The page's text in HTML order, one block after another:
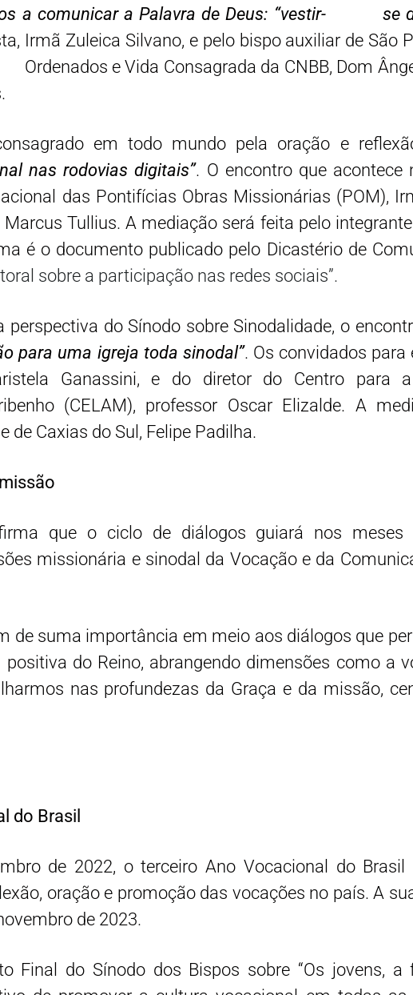
a comunicar a Palavra de Deus: “vestir- se
Irmã Zuleica Silvano, e pelo bispo auxiliar de São
e Vida Consagrada da CNBB, Dom
em todo mundo pela oração e
nas rodovias digitais”. O encontro que acontece
das Pontifícias Obras Missionárias (POM),
Tullius. A mediação será feita pelo
é o documento publicado pelo Dicastério de
sobre a participação nas redes sociais”.
perspectiva do Sínodo sobre Sinodalidade, o
para uma igreja toda sinodal”. Os convidados
Ganassini, e do diretor do Centro para a
(CELAM), professor Oscar Elizalde. A
de Caxias do Sul, Felipe Padilha.
que o ciclo de diálogos guiará nos meses
missionária e sinodal da Vocação e da
de suma importância em meio aos diálogos que
do Reino, abrangendo dimensões como a
nas profundezas da Graça e da missão,
do Brasil
de 2022, o terceiro Ano Vocacional do
oração e promoção das vocações no país. A
de 2023.
Final do Sínodo dos Bispos sobre “Os jovens,